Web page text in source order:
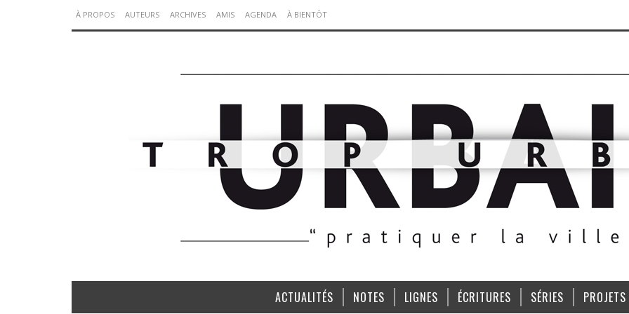
À PROPOS AUTEURS ARCHIVES AMIS AGENDA À BIENTÔT
ACTUALITÉS NOTES LIGNES ÉCRITURES SÉRIES PROJETS